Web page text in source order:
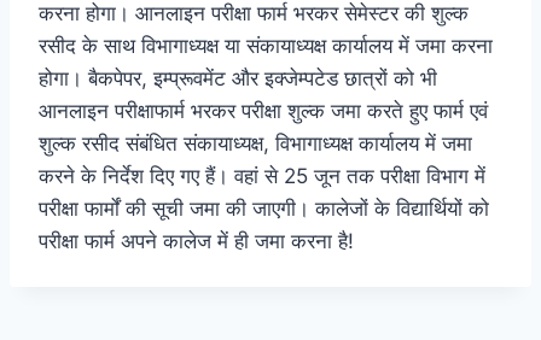
करना होगा। आनलाइन परीक्षा फार्म भरकर सेमेस्टर की शुल्क
रसीद के साथ विभागाध्यक्ष या संकायाध्यक्ष कार्यालय में जमा करना
होगा। बैकपेपर, इम्प्रूवमेंट और इक्जेम्पटेड छात्रों को भी
आनलाइन परीक्षाफार्म भरकर परीक्षा शुल्क जमा करते हुए फार्म एवं
शुल्क रसीद संबंधित संकायाध्यक्ष, विभागाध्यक्ष कार्यालय में जमा
करने के निर्देश दिए गए हैं। वहां से 25 जून तक परीक्षा विभाग में
परीक्षा फार्मों की सूची जमा की जाएगी। कालेजों के विद्यार्थियों को
परीक्षा फार्म अपने कालेज में ही जमा करना है!